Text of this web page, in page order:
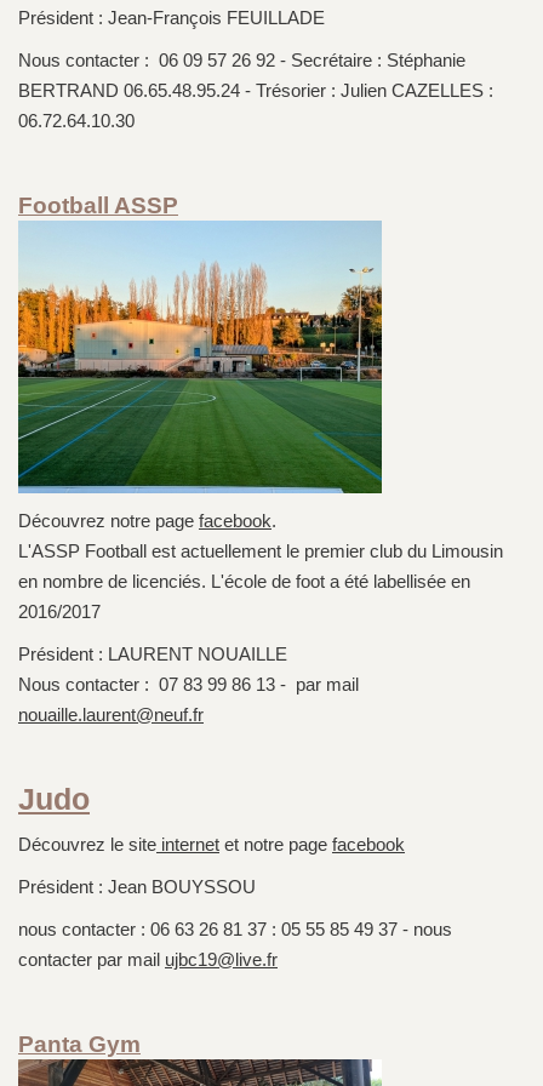
Président : Jean-François FEUILLADE
Nous contacter : 06 09 57 26 92 - Secrétaire : Stéphanie
BERTRAND 06.65.48.95.24 - Trésorier : Julien CAZELLES :
06.72.64.10.30
Football ASSP
Découvrez notre page facebook.
L'ASSP Football est actuellement le premier club du Limousin
en nombre de licenciés. L'école de foot a été labellisée en
2016/2017
Président : LAURENT NOUAILLE
Nous contacter : 07 83 99 86 13 - par mail
nouaille.laurent@neuf.fr
Judo
Découvrez le site internet et notre page facebook
Président : Jean BOUYSSOU
nous contacter : 06 63 26 81 37 : 05 55 85 49 37 - nous
contacter par mail ujbc19@live.fr
Panta Gym